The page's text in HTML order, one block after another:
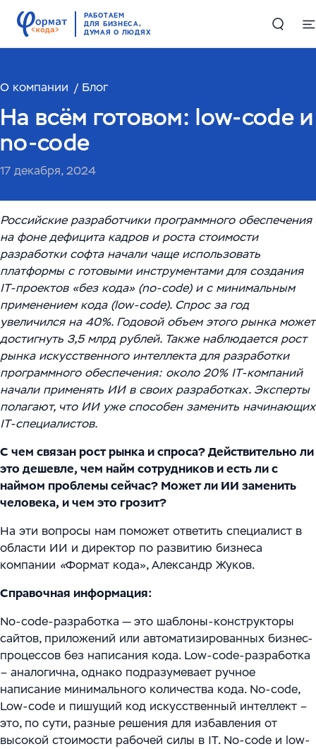
РАБОТАЕМ
ДЛЯ БИЗНЕСА,
ДУМАЯ О ЛЮДЯХ
Решения
Цифровые двойники в производстве и логистике
Комплексные решения по работе с большими
данными
службы поддержки
Обучающий ИИ-ассистент для ваших сотрудников
ИИ-решение для работы с корпоративными базами
данных
WMS Управление складом
Системы визуального контроля на основе ИИ
Системы стандартизации и управления данными
для логистических и производственных
комплексов
Решения для производственной безопасности
автоматизированного и роботизированного
оборудования
Интеллектуальная обработка документов (IDP) в
международной логистике и транспорте
Проекты
Компетенции
Складская автоматизация и логистика
Высоконагруженные системы и Большие данные
(Big Data)
Автоматизация производств
Цифровизация ритейла
Импортозамещение
О компании
О нас
Руководство
Модели сотрудничества
Блог
Мероприятия
Юридическая информация
English
Main
Warehouse Logistics and Automation
Связаться с нами
О компании Блог
На всём готовом: low-code и
no-code
17 декабря, 2024
Российские разработчики программного обеспечения
на фоне дефицита кадров и роста стоимости
разработки софта начали чаще использовать
платформы с готовыми инструментами для создания
IT-проектов «без кода» (no-code) и с минимальным
применением кода (low-code). Спрос за год
увеличился на 40%. Годовой объем этого рынка может
достигнуть 3,5 млрд рублей. Также наблюдается рост
рынка искусственного интеллекта для разработки
программного обеспечения: около 20% IT-компаний
начали применять ИИ в своих разработках. Эксперты
полагают, что ИИ уже способен заменить начинающих
IT-специалистов.
С чем связан рост рынка и спроса? Действительно ли
это дешевле, чем найм сотрудников и есть ли с
наймом проблемы сейчас? Может ли ИИ заменить
человека, и чем это грозит?
На эти вопросы нам поможет ответить специалист в
области ИИ и директор по развитию бизнеса
компании «Формат кода», Александр Жуков.
Справочная информация:
No-code-разработка — это шаблоны-конструкторы
сайтов, приложений или автоматизированных бизнес-
процессов без написания кода. Low-code-разработка
– аналогична, однако подразумевает ручное
написание минимального количества кода. No-code,
Low-code и пишущий код искусственный интеллект –
это, по сути, разные решения для избавления от
высокой стоимости рабочей силы в IT. No-code и low-